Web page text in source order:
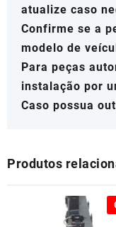
atualize caso
Confirme se a
modelo de
Para peças
instalação por
Caso possua
Produtos